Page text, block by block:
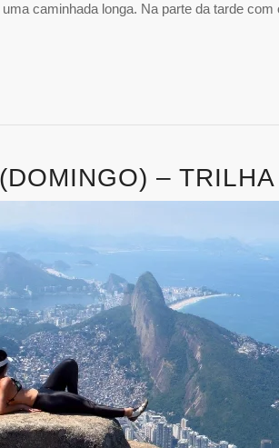
caminhada longa. Na parte da tarde
–